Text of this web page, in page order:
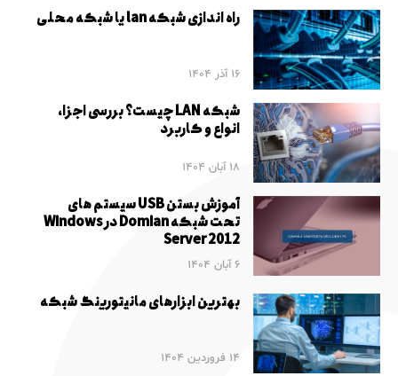
راه اندازی شبکه lan یا شبکه محلی
16 آذر 1404
شبکه LAN چیست؟ بررسی اجزا،
انواع و کاربرد
18 آبان 1404
آموزش بستن USB سیستم های
تحت شبکه Domian در Windows
Server 2012
6 آبان 1404
بهترین ابزارهای مانیتورینگ شبکه
14 فروردین 1404